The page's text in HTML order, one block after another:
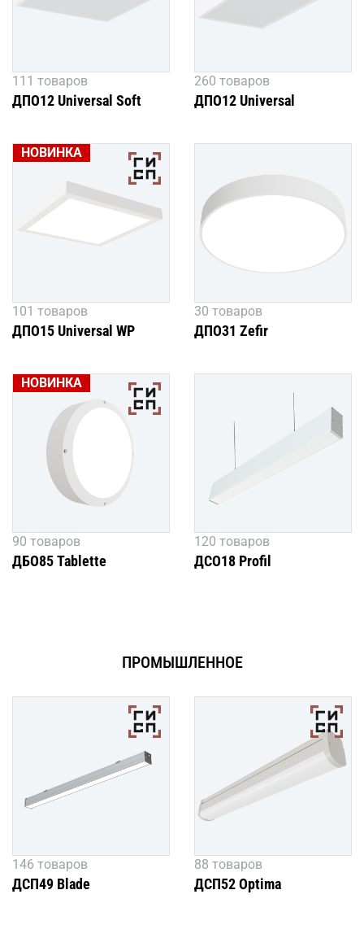
111 товаров
ДПО12 Universal Soft
260 товаров
ДПО12 Universal
НОВИНКА
101 товаров
ДПО15 Universal WP
30 товаров
ДПО31 Zefir
НОВИНКА
90 товаров
ДБО85 Tablette
120 товаров
ДСО18 Profil
ПРОМЫШЛЕННОЕ
146 товаров
ДСП49 Blade
88 товаров
ДСП52 Optima